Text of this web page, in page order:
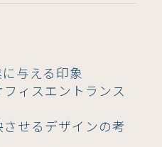
与える印象
ィスエントランス
せるデザインの考